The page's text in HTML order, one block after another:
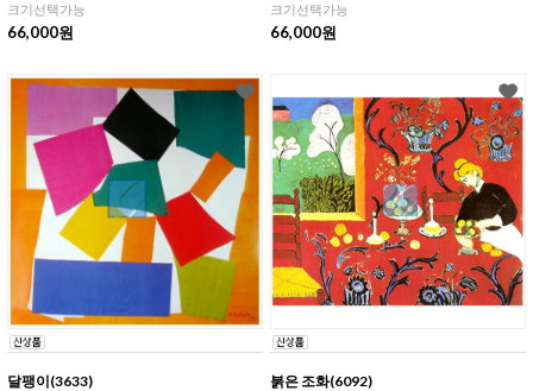
크기선택가능
66,000원
크기선택가능
66,000원
달팽이(3633) 붉은 조화(6092)